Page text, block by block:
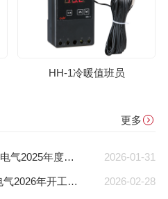
HH-1冷暖值班员
更多
2026-01-31
同“欣”同行 智领新程 | 欣灵电气2025年度表彰总结大会暨新年酒会成功举办！
2026-02-28
马上欣程 同心共跃 | 欣灵电气2026年开工大吉！